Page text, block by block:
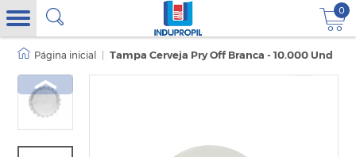
0
Tampa Cerveja Pry Off Branca - 10.000 Und